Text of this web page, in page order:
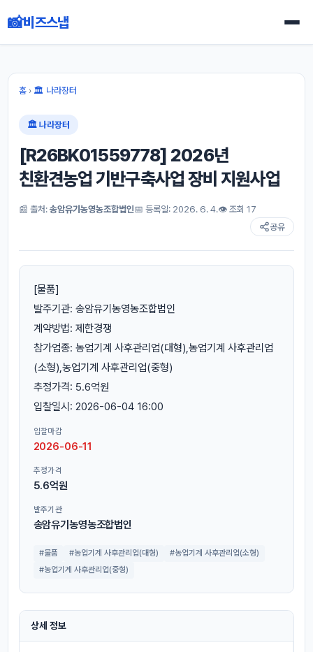
📸비즈스냅
홈› 🏛 나라장터
🏛 나라장터
[R26BK01559778] 2026년
친환견농업 기반구축사업 장비 지원사업
📰 출처: 송암유기농영농조합법인📅 등록일: 2026. 6. 4.👁 조회 17
공유
[물품]
발주기관: 송암유기농영농조합법인
계약방법: 제한경쟁
참가업종: 농업기계 사후관리업(대형),농업기계 사후관리업
(소형),농업기계 사후관리업(중형)
추정가격: 5.6억원
입찰일시: 2026-06-04 16:00
입찰마감
2026-06-11
추정가격
5.6억원
발주기관
송암유기농영농조합법인
#물품 #농업기계 사후관리업(대형)
#농업기계 사후관리업(소형)
#농업기계 사후관리업(중형)
상세 정보